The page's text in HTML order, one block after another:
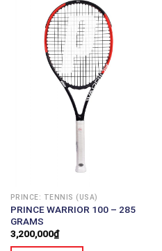
PRINCE: TENNIS (USA)
PRINCE WARRIOR 100 – 285
GRAMS
3,200,000₫